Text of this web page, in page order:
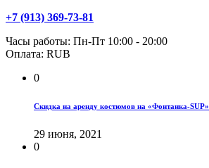
+7 (913) 369-73-81
Часы работы: Пн-Пт 10:00 - 20:00
Оплата: RUB
0
Скидка на аренду костюмов на «Фонтанка-SUP»
29 июня, 2021
0